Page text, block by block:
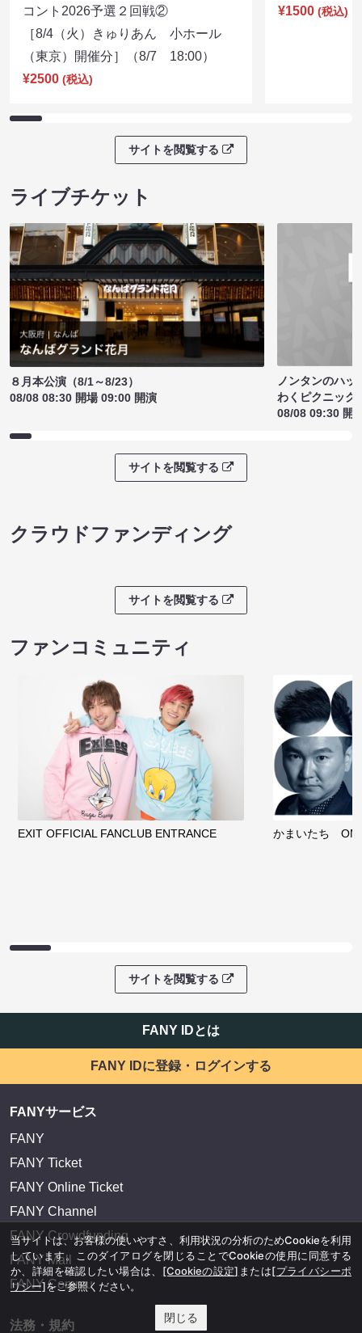
コント2026予選２回戦②
［8/4（火）きゅりあん 小ホール
（東京）開催分］（8/7 18:00）
¥2500 (税込)
¥1500 (税込)
サイトを閲覧する
ライブチケット
８月本公演（8/1～8/23）
08/08 08:30 開場 09:00 開演
ノンタンのハッ
わくピクニック
08/08 09:30 開
サイトを閲覧する
クラウドファンディング
サイトを閲覧する
ファンコミュニティ
EXIT OFFICIAL FANCLUB ENTRANCE かまいたち
サイトを閲覧する
FANY IDとは
FANY IDに登録・ログインする
FANYサービス
FANY
FANY Ticket
FANY Online Ticket
FANY Channel
FANY Crowdfunding
FANY Mall
FANY Commu
法務・規約
当サイトは、お客様の使いやすさ、利用状況の分析のためCookieを利用
しています。このダイアログを閉じることでCookieの使用に同意する
か、詳細を確認したい場合は、 [Cookieの設定] または[プライバシーポ
リシー]をご参照ください。
閉じる